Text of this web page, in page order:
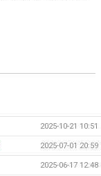
2025-10-21 10:51
2025-07-01 20:59
2025-06-17 12:48